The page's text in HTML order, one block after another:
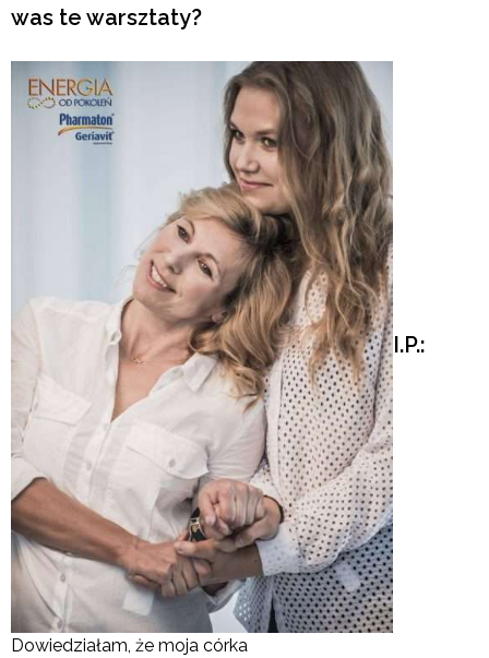
was te warsztaty?
I.P.:
Dowiedziałam, że moja córka